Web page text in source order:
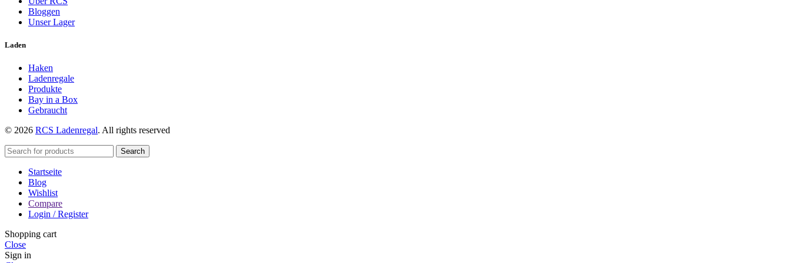
Bloggen
Unser Lager
Laden
Haken
Ladenregale
Produkte
Bay in a Box
Gebraucht
© 2026 RCS Ladenregal. All rights reserved
Search
Startseite
Blog
Wishlist
Compare
Login / Register
Shopping cart
Close
Sign in